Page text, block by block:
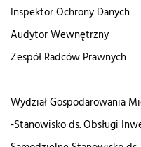
Inspektor Ochrony Danych
Audytor Wewnętrzny
Zespół Radców Prawnych
Wydział Gospodarowania
-Stanowisko ds. Obsługi